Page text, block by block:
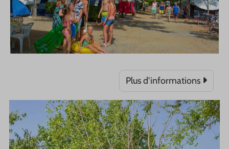
Plus d'informations